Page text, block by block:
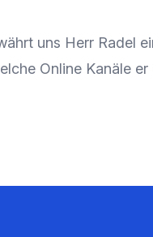
uns Herr Radel
Online Kanäle